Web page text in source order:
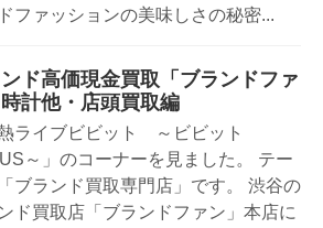
ファッションの美味しさの秘密...
ド高価現金買取「ブランドファ
計他・店頭買取編
熱ライブビビット ～ビビット
～」のコーナーを見ました。 テー
ブランド買取専門店」です。 渋谷の
ド買取店「ブランドファン」本店に